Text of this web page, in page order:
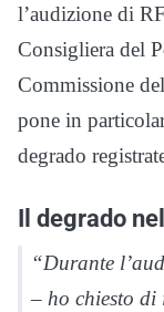
l’audizione di
Consigliera del
Commissione
pone in
degrado
Il degrado
“Durante
– ho chiesto di